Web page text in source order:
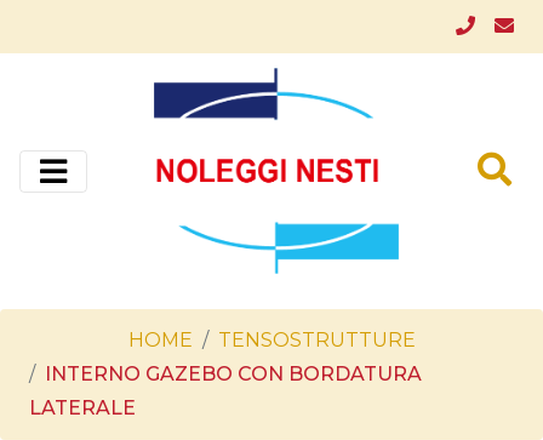
HOME
TENSOSTRUTTURE
INTERNO GAZEBO CON BORDATURA
LATERALE